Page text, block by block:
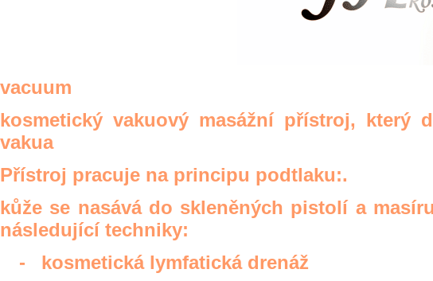
vacuum
kosmetický vakuový masážní přístroj,
vakua
Přístroj pracuje na principu podtlaku:.
kůže se nasává do skleněných pistolí a
následující techniky:
-
kosmetická lymfatická drenáž